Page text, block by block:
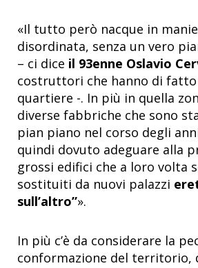
«Il tutto però nacque in
disordinata, senza un vero
– ci dice il 93enne Oslavio
costruttori che hanno di
quartiere -. In più in quella
diverse fabbriche che sono
pian piano nel corso degli
quindi dovuto adeguare alla
grossi edifici che a loro volta
sostituiti da nuovi palazzi
sull’altro”».
In più c’è da considerare la
conformazione del territorio,